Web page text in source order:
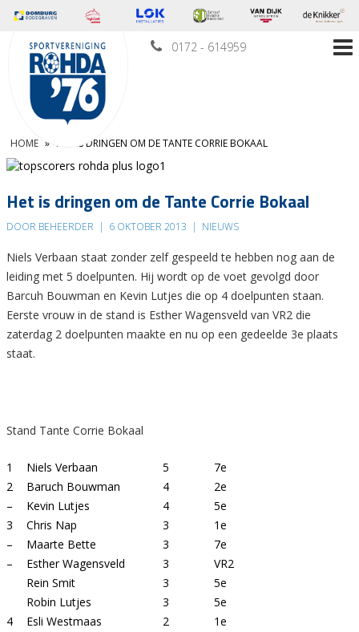
0172 - 614959
HOME » HET IS DRINGEN OM DE TANTE CORRIE BOKAAL
Het is dringen om de Tante Corrie Bokaal
DOOR BEHEERDER | 6 OKTOBER 2013 | NIEUWS
Niels Verbaan staat zonder zelf gespeeld te hebben nog aan de
leiding met 5 doelpunten. Hij wordt op de voet gevolgd door
Barcuh Bouwman en Kevin Lutjes die op 4 doelpunten staan.
Eerste vrouw in de stand is Esther Wagensveld van VR2 die
zaterdag 2 doelpunten maakte en nu op een gedeelde 3e plaats
staat.
Stand Tante Corrie Bokaal
1 Niels Verbaan 5
7e
2
Baruch Bouwman 4
2e
–
Kevin Lutjes 4
5e
3
Chris Nap 3
1e
–
Maarte Bette 3
7e
–
Esther Wagensveld 3
VR2
Rein Smit
3
5e
Robin Lutjes
3
5e
4
Esli Westmaas 2
1e